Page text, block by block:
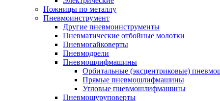
Ножницы по металлу
Пневмоинструмент
Другие пневмоинструменты
Пневматические отбойные молотки
Пневмогайковерты
Пневмодрели
Пневмошлифмашины
Орбитальные (эксцентриковые)
Прямые пневмошлифмашины
Угловые пневмошлифмашины
Пневмошуруповерты